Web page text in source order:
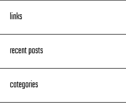
links
recent posts
categories